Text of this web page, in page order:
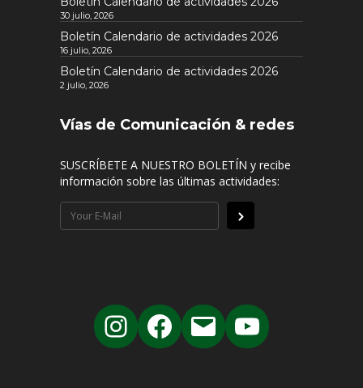
30 julio, 2026
Boletín Calendario de actividades 2026
16 julio, 2026
Boletín Calendario de actividades 2026
2 julio, 2026
Vías de Comunicación & redes
SUSCRÍBETE A NUESTRO BOLETÍN y recibe
información sobre las últimas actividades: